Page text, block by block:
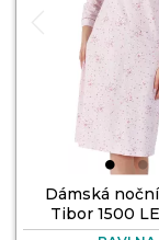
Dámská
Tibor 1500